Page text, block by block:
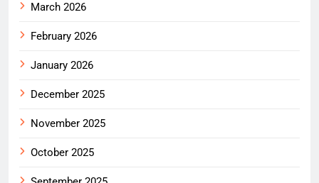
March 2026
February 2026
January 2026
December 2025
November 2025
October 2025